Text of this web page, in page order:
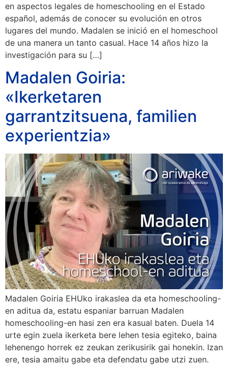
en aspectos legales de homeschooling en el Estado
español, además de conocer su evolución en otros
lugares del mundo. Madalen se inició en el homeschool
de una manera un tanto casual. Hace 14 años hizo la
investigación para su […]
Madalen Goiria:
«Ikerketaren
garrantzitsuena, familien
experientzia»
Madalen Goiria EHUko irakaslea da eta homeschooling-
en aditua da, estatu espaniar barruan Madalen
homeschooling-en hasi zen era kasual baten. Duela 14
urte egin zuela ikerketa bere lehen tesia egiteko, baina
lehenengo horrek ez zeukan zerikusirik gai honekin. Izan
ere, tesia amaitu gabe eta defendatu gabe utzi zuen.